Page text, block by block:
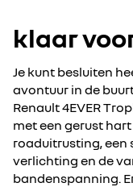
klaar
Je kunt besluiten
avontuur in de
Renault 4EVER
met een gerust
roaduitrusting, een
verlichting en de
bandenspanning.